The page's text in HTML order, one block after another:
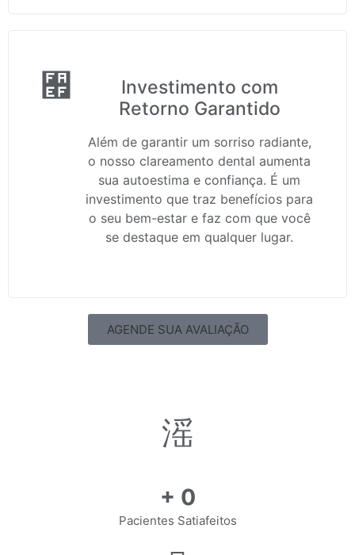
Investimento com
Retorno Garantido
Além de garantir um sorriso radiante,
o nosso clareamento dental aumenta
sua autoestima e confiança. É um
investimento que traz benefícios para
o seu bem-estar e faz com que você
se destaque em qualquer lugar.
AGENDE SUA AVALIAÇÃO
+ 0
Pacientes Satiafeitos